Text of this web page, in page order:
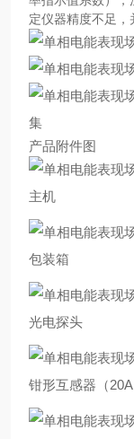
定仪器精度不足，
集
产品附件图
主机
包装箱
光电探头
钳形互感器（20A